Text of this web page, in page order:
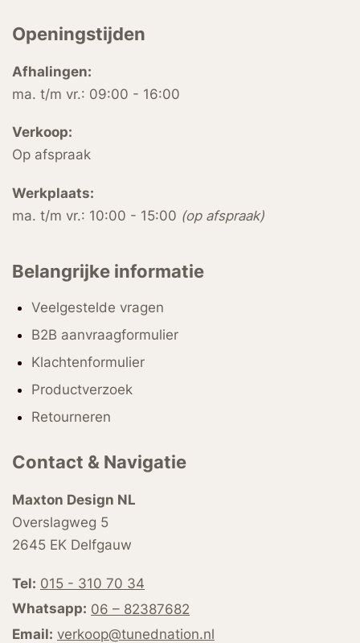
Openingstijden
Afhalingen:
ma. t/m vr.: 09:00 - 16:00
Verkoop:
Op afspraak
Werkplaats:
ma. t/m vr.: 10:00 - 15:00 (op afspraak)
Belangrijke informatie
Veelgestelde vragen
B2B aanvraagformulier
Klachtenformulier
Productverzoek
Retourneren
Contact & Navigatie
Maxton Design NL
Overslagweg 5
2645 EK Delfgauw
Tel: 015 - 310 70 34
Whatsapp: 06 – 82387682
Email: verkoop@tunednation.nl